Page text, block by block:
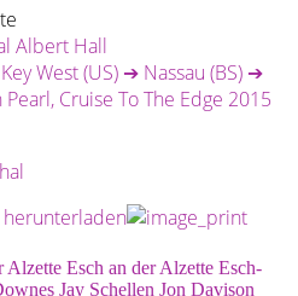
Albert Hall
West (US) ➔ Nassau (BS) ➔
Cruise To The Edge 2015
herunterladen
Alzette Esch an der Alzette Esch-
Jay Schellen Jon Davison